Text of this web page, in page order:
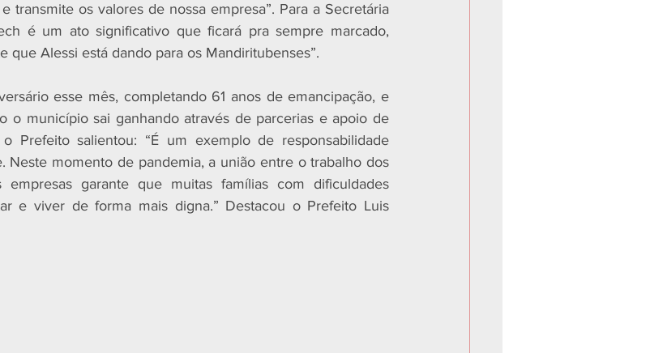
transmite os valores de nossa empresa”. Para a Secretária
é um ato significativo que ficará pra sempre marcado,
que Alessi está dando para os Mandiritubenses”.
esse mês, completando 61 anos de emancipação, e
o município sai ganhando através de parcerias e apoio de
Prefeito salientou: “É um exemplo de responsabilidade
Neste momento de pandemia, a união entre o trabalho dos
garante que muitas famílias com dificuldades
e viver de forma mais digna.” Destacou o Prefeito Luis